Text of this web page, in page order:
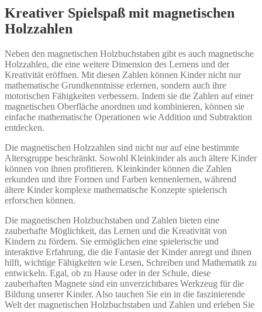
Kreativer Spielspaß mit magnetischen
Holzzahlen
Neben den magnetischen Holzbuchstaben gibt es auch magnetische
Holzzahlen, die eine weitere Dimension des Lernens und der
Kreativität eröffnen. Mit diesen Zahlen können Kinder nicht nur
mathematische Grundkenntnisse erlernen, sondern auch ihre
motorischen Fähigkeiten verbessern. Indem sie die Zahlen auf einer
magnetischen Oberfläche anordnen und kombinieren, können sie
einfache mathematische Operationen wie Addition und Subtraktion
entdecken.
Die magnetischen Holzzahlen sind nicht nur auf eine bestimmte
Altersgruppe beschränkt. Sowohl Kleinkinder als auch ältere Kinder
können von ihnen profitieren. Kleinkinder können die Zahlen
erkunden und ihre Formen und Farben kennenlernen, während
ältere Kinder komplexe mathematische Konzepte spielerisch
erforschen können.
Die magnetischen Holzbuchstaben und Zahlen bieten eine
zauberhafte Möglichkeit, das Lernen und die Kreativität von
Kindern zu fördern. Sie ermöglichen eine spielerische und
interaktive Erfahrung, die die Fantasie der Kinder anregt und ihnen
hilft, wichtige Fähigkeiten wie Lesen, Schreiben und Mathematik zu
entwickeln. Egal, ob zu Hause oder in der Schule, diese
zauberhaften Magnete sind ein unverzichtbares Werkzeug für die
Bildung unserer Kinder. Also tauchen Sie ein in die faszinierende
Welt der magnetischen Holzbuchstaben und Zahlen und erleben Sie